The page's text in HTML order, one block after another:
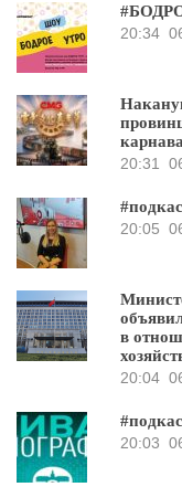
20:34
20:31
20:05
в
20:04
20:03